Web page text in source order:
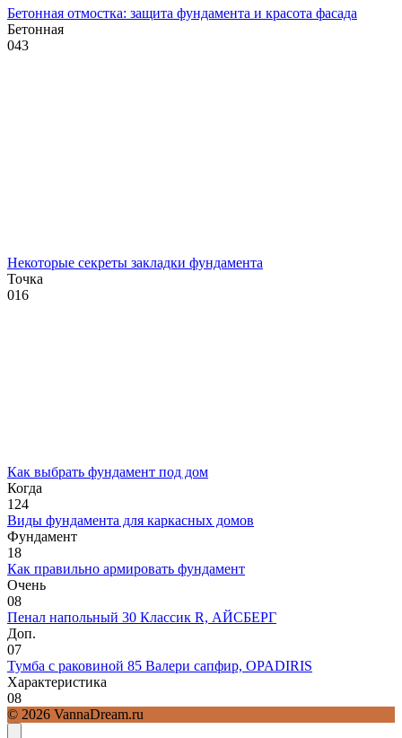
Бетонная отмостка: защита фундамента и красота фасада
Бетонная
043
Некоторые секреты закладки фундамента
Точка
016
Как выбрать фундамент под дом
Когда
1 24
Виды фундамента для каркасных домов
Фундамент
18
Как правильно армировать фундамент
Очень
08
Пенал напольный 30 Классик R, АЙСБЕРГ
Доп.
07
Тумба с раковиной 85 Валери сапфир, OPADIRIS
Характеристика
08
© 2026 VannaDream.ru